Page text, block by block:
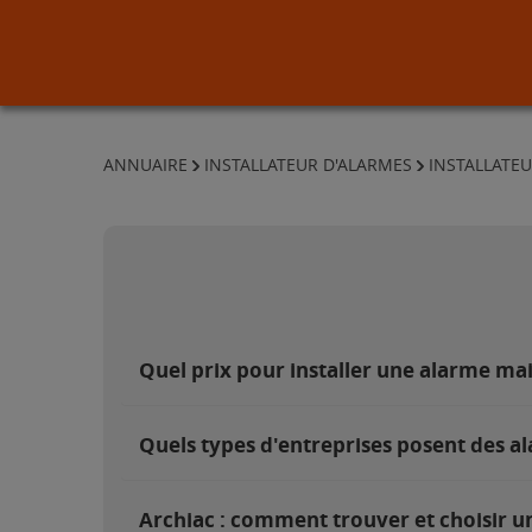
ANNUAIRE INSTALLATEUR D'ALARMES
Quel prix pour installer une alarme
Quels types d'entreprises posent des
Archiac : comment trouver et choisir